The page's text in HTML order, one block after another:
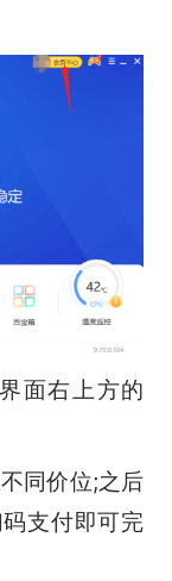
面右上方的
同价位;之后
支付即可完